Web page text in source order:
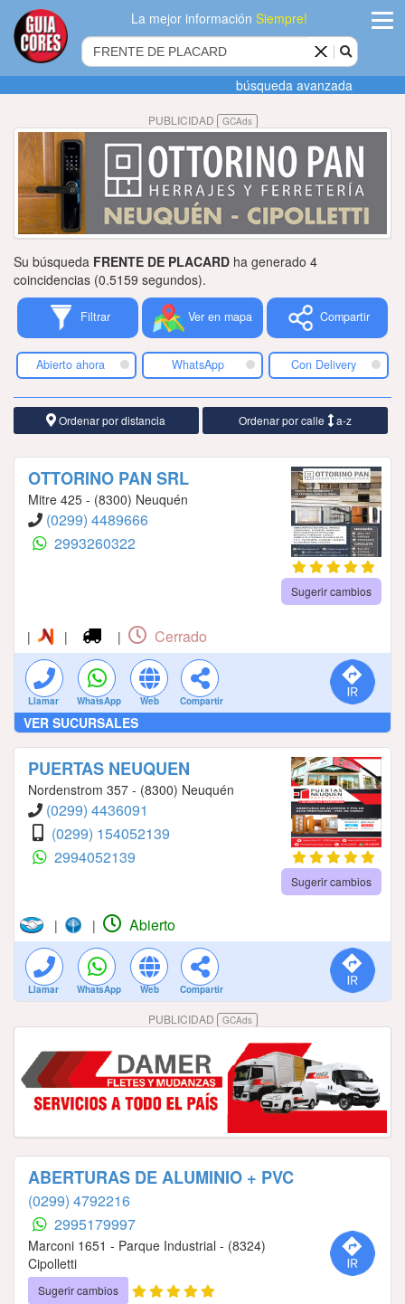
La mejor informaciónSiempre!
Agregar
empresa
Actualizar
datos
Publicidad
Tiendacores
Contactenos
búsqueda avanzada
PUBLICIDAD GCAds
Su búsqueda FRENTE DE PLACARD ha generado 4
coincidencias (0.5159 segundos).
Filtrar Ver en mapa Compartir
Abierto ahora WhatsApp Con Delivery
Ordenar por distancia Ordenar por calle a-z
OTTORINO PAN SRL
Mitre 425 - (8300) Neuquén
(0299) 4489666
2993260322
Sugerir cambios
| | | Cerrado
Llamar WhatsApp Web Compartir
VER SUCURSALES
PUERTAS NEUQUEN
Nordenstrom 357 - (8300) Neuquén
(0299) 4436091
(0299) 154052139
2994052139
Sugerir cambios
| | Abierto
Llamar WhatsApp Web Compartir
PUBLICIDAD GCAds
ABERTURAS DE ALUMINIO + PVC
(0299) 4792216
2995179997
Marconi 1651 - Parque Industrial - (8324)
Cipolletti
Sugerir cambios